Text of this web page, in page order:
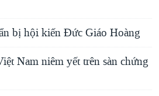
bị hội kiến Đức Giáo Hoàng
Nam niêm yết trên sàn chứng